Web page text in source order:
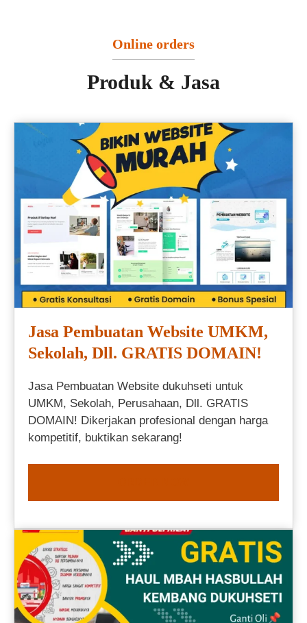
Online orders
Produk & Jasa
Jasa Pembuatan Website UMKM,
Sekolah, Dll. GRATIS DOMAIN!
Jasa Pembuatan Website dukuhseti untuk
UMKM, Sekolah, Perusahaan, Dll. GRATIS
DOMAIN! Dikerjakan profesional dengan harga
kompetitif, buktikan sekarang!